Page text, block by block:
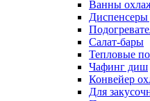
Ванны
Диспенсеры
Салат-бары
Тепловые
Чафинг диш
Конвейер
Для